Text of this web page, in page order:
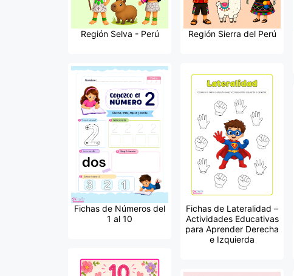
Región Selva - Perú Región Sierra del Perú
Fichas de Números del
1 al 10
Fichas de Lateralidad –
Actividades Educativas
para Aprender Derecha
e Izquierda